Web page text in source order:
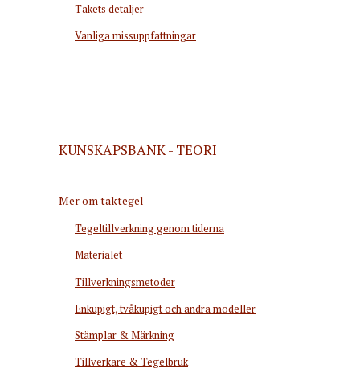
Takets detaljer
Vanliga missuppfattningar
KUNSKAPSBANK - TEORI
Mer om taktegel
Tegeltillverkning genom tiderna
Materialet
Tillverkningsmetoder
Enkupigt, tvåkupigt och andra modeller
Stämplar & Märkning
Tillverkare & Tegelbruk